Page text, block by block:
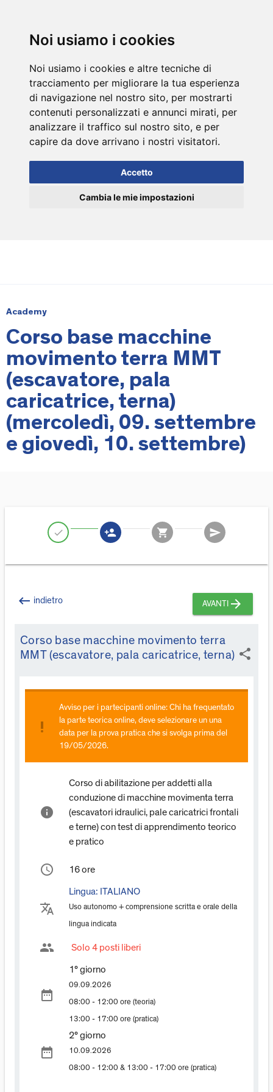
Noi usiamo i cookies
Noi usiamo i cookies e altre tecniche di
tracciamento per migliorare la tua esperienza
di navigazione nel nostro sito, per mostrarti
contenuti personalizzati e annunci mirati, per
analizzare il traffico sul nostro sito, e per
capire da dove arrivano i nostri visitatori.
Accetto
Cambia le mie impostazioni
Academy
Corso base macchine
movimento terra MMT
(escavatore, pala
caricatrice, terna)
(mercoledì, 09. settembre
e giovedì, 10. settembre)
check person_add shopping_cart send
keyboard_backspace indietro AVANTI arrow_forward
Corso base macchine movimento terra
MMT (escavatore, pala caricatrice, terna) share
priority_high
Avviso per i partecipanti online: Chi ha frequentato
la parte teorica online, deve selezionare un una
data per la prova pratica che si svolga prima del
19/05/2026.
info
Corso di abilitazione per addetti alla
conduzione di macchine movimenta terra
(escavatori idraulici, pale caricatrici frontali
e terne) con test di apprendimento teorico
e pratico
access_time 16 ore
translate
Lingua: ITALIANO
Uso autonomo + comprensione scritta e orale della
lingua indicata
group Solo 4 posti liberi
date_range
1° giorno
09.09.2026
08:00 - 12:00 ore (teoria)
13:00 - 17:00 ore (pratica)
date_range
2° giorno
10.09.2026
08:00 - 12:00 & 13:00 - 17:00 ore (pratica)